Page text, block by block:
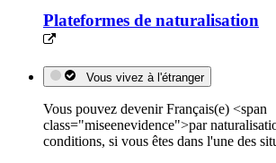
Plateformes de naturalisation
Vous vivez à l'étranger
Vous pouvez devenir Français(e) <span
class="miseenevidence">par
conditions, si vous êtes dans l'une des